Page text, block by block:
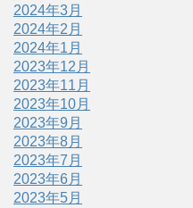
2024年3月
2024年2月
2024年1月
2023年12月
2023年11月
2023年10月
2023年9月
2023年8月
2023年7月
2023年6月
2023年5月